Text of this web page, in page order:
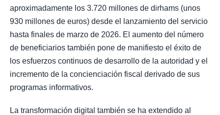
aproximadamente los 3.720 millones de dirhams (unos
930 millones de euros) desde el lanzamiento del servicio
hasta finales de marzo de 2026. El aumento del número
de beneficiarios también pone de manifiesto el éxito de
los esfuerzos continuos de desarrollo de la autoridad y el
incremento de la concienciación fiscal derivado de sus
programas informativos.
La transformación digital también se ha extendido al